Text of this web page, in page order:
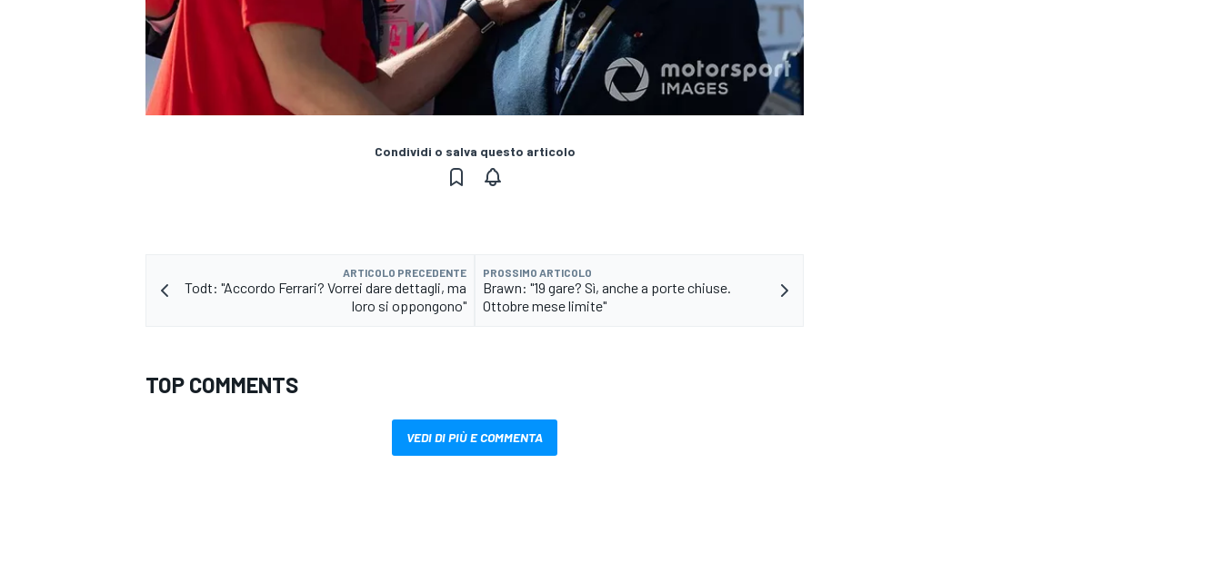
Condividi o salva questo articolo
ARTICOLO PRECEDENTE
Todt: "Accordo Ferrari? Vorrei dare dettagli, ma
loro si oppongono"
PROSSIMO ARTICOLO
Brawn: "19 gare? Sì, anche a porte chiuse.
Ottobre mese limite"
TOP COMMENTS
VEDI DI PIÙ E COMMENTA